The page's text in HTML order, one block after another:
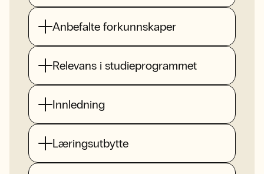
Anbefalte forkunnskaper
Relevans i studieprogrammet
Innledning
Læringsutbytte